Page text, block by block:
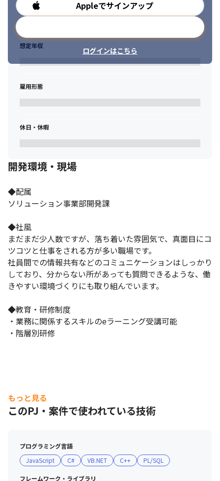
Appleでサインアップ
ログインはこちら
勤務時間
想定年収
雇用形態
休日・休暇
開発環境・現場
◆配属
ソリューション事業部開発課
◆社風
まだまだ少人数ですが、落ち着いた雰囲気で、真面目にコ
ツコツと仕事をされる方が多い職場です。
社員間での情報共有などのコミュニケーションはしっかり
しており、分からない所があっても質問できるような、働
きやすい環境づくりにも取り組んでいます。
◆教育・研修制度
・業務に関係するスキルのeラーニング受講可能
・階層別研修
もっと見る
このPJ・案件で使われている技術
プログラミング言語
JavaScript
C# VB.NET C++ PL/SQL
フレームワーク・ライブラリ